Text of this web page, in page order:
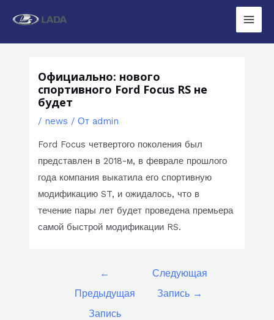
Main
Официально: нового
спортивного Ford Focus RS не
будет
/ news / От admin
Ford Focus четвертого поколения был
представлен в 2018-м, в феврале прошлого
года компания выкатила его спортивную
модификацию ST, и ожидалось, что в
течение пары лет будет проведена премьера
самой быстрой модификации RS.
←
Предыдущая
Запись
Следующая
Запись →